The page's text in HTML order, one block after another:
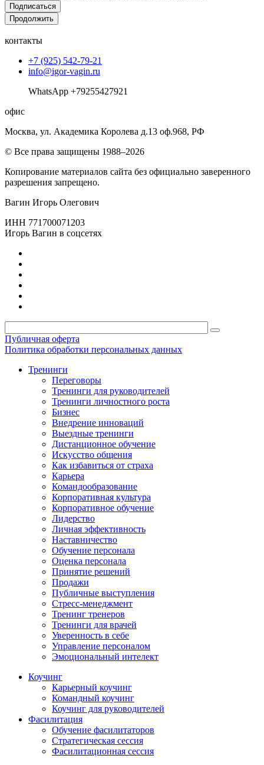
Подписаться
Продолжить
контакты
+7 (925) 542-79-21
info@igor-vagin.ru
WhatsApp +79255427921
офис
Москва, ул. Академика Королева д.13 оф.968, РФ
© Все права защищены 1988–2026
Копирование материалов сайта без официально заверенного
разрешения запрещено.
Вагин Игорь Олегович
ИНН 771700071203
Игорь Вагин в соцсетях
Публичная оферта
Политика обработки персональных данных
Тренинги
Переговоры
Тренинги для руководителей
Тренинги личностного роста
Бизнес
Внедрение инноваций
Выездные тренинги
Дистанционное обучение
Искусство общения
Как избавиться от страха
Карьера
Командообразование
Корпоративная культура
Корпоративное обучение
Лидерство
Личная эффективность
Наставничество
Обучение персонала
Оценка персонала
Принятие решений
Продажи
Публичные выступления
Стресс-менеджмент
Тренинг тренеров
Тренинги для врачей
Уверенность в себе
Управление персоналом
Эмоциональный интелект
Коучинг
Карьерный коучинг
Командный коучинг
Коучинг для руководителей
Фасилитация
Обучение фасилитаторов
Стратегическая сессия
Фасилитационная сессия